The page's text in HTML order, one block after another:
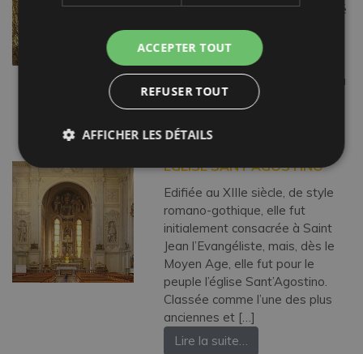
intact à 436 m d’altitude, dominé
par la forteresse des Guidi di
Bagno, puissant château dont
certains affirment que l’intérieur
est encore hanté par « Azzurrina
», le fantôme […]
EGLISE SANT’AGOSTINO
Edifiée au XIIIe siècle, de style
romano-gothique, elle fut
initialement consacrée à Saint
Jean l’Evangéliste, mais, dès le
Moyen Age, elle fut pour le
peuple l’église Sant’Agostino.
Classée comme l’une des plus
anciennes et […]
Lire la suite…
ACCEPTER TOUT
REFUSER TOUT
AFFICHER LES DÉTAILS